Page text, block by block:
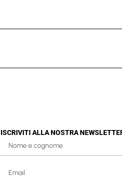
ISCRIVITI ALLA NOSTRA